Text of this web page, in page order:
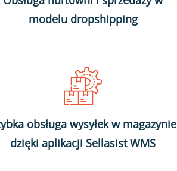
modelu dropshipping
obsługa wysyłek w magazynie
dzięki aplikacji Sellasist WMS